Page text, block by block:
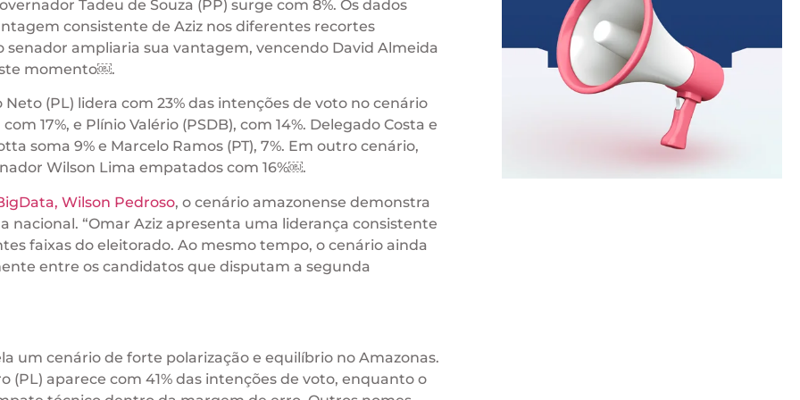
Tadeu de Souza (PP) surge com 8%. Os dados
consistente de Aziz nos diferentes recortes
ampliaria sua vantagem, vencendo David Almeida
momento￼.
(PL) lidera com 23% das intenções de voto no cenário
17%, e Plínio Valério (PSDB), com 14%. Delegado Costa e
soma 9% e Marcelo Ramos (PT), 7%. Em outro cenário,
Wilson Lima empatados com 16%￼.
Wilson Pedroso, o cenário amazonense demonstra
“Omar Aziz apresenta uma liderança consistente
faixas do eleitorado. Ao mesmo tempo, o cenário ainda
entre os candidatos que disputam a segunda
um cenário de forte polarização e equilíbrio no Amazonas.
(PL) aparece com 41% das intenções de voto, enquanto o